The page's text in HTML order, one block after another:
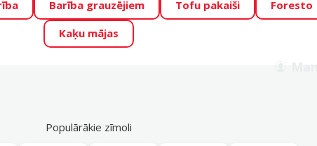
Zoo piedāvā lieliskas cenas mīluļu TOP barībām! 🍖 →
ŪSAIŅI”! Varbūt tieši Tavs mīlulis būs 2027. gada
Barība grauzējiem Tofu pakaiši
Foresto
Kaķu mājas
Populārākie zīmoli
Akciju piedāvājumi